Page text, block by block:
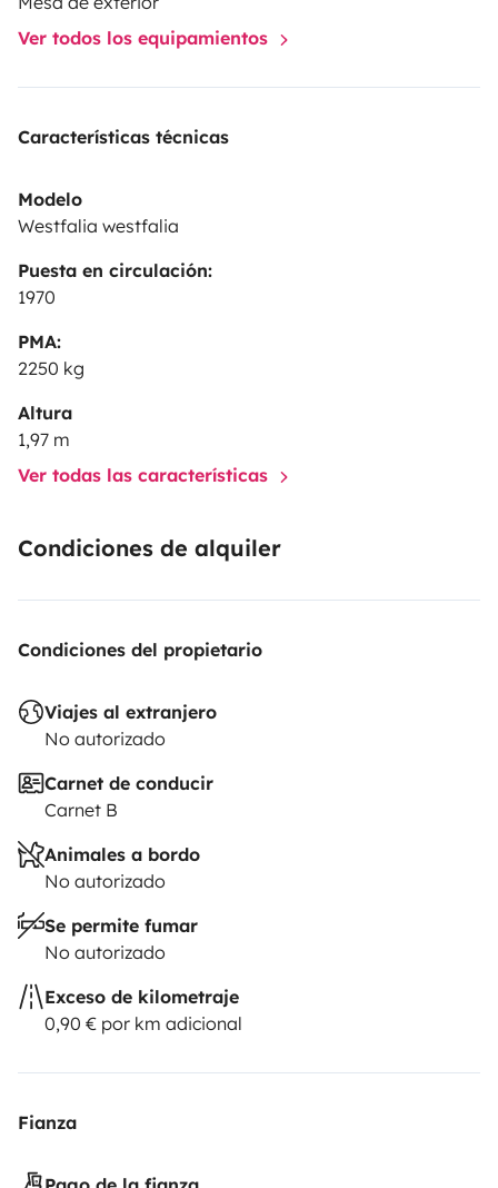
vous rencontrer et vous partager notre passion.
Ver todos los equipamientos
Características técnicas
Modelo
Westfalia westfalia
Puesta en circulación:
1970
PMA:
2250 kg
Altura
1,97 m
Ver todas las características
Condiciones de alquiler
Condiciones del propietario
Viajes al extranjero
No autorizado
Carnet de conducir
Carnet B
Animales a bordo
No autorizado
Se permite fumar
No autorizado
Exceso de kilometraje
0,90 € por km adicional
Fianza